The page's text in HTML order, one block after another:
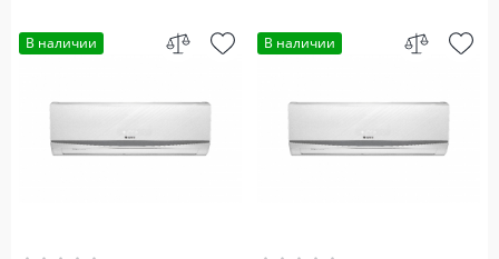
В наличии В наличии